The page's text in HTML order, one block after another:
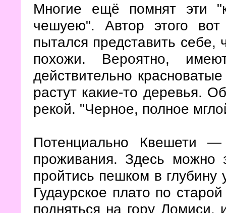
Многие ещё помнят эти
чешуею". Автор этого
пытался представить себе,
похожи. Вероятно,
действительно
растут какие-то деревья.
рекой. "Черное, полное
Потенциально Квешети —
проживания. Здесь можно
пройтись пешком в
Гудаурское плато по
подняться на гору